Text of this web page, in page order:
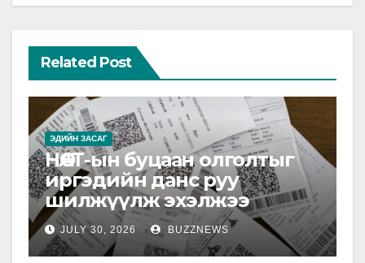
Related Post
ЭДИЙН ЗАСАГ
НӨАТ-ын буцаан олголтыг
иргэдийн данс руу
шилжүүлж эхэлжээ
JULY 30, 2026 BUZZNEWS